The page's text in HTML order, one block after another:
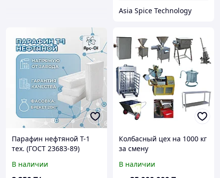
Asia Spice Technology
Парафин нефтяной Т-1
тех. (ГОСТ 23683-89)
В наличии
Колбасный цех на 1000 кг
за смену
В наличии